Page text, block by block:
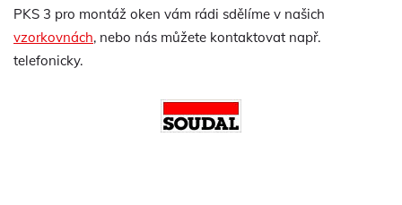
PKS 3 pro montáž oken vám rádi sdělíme v našich
vzorkovnách, nebo nás můžete kontaktovat např.
telefonicky.